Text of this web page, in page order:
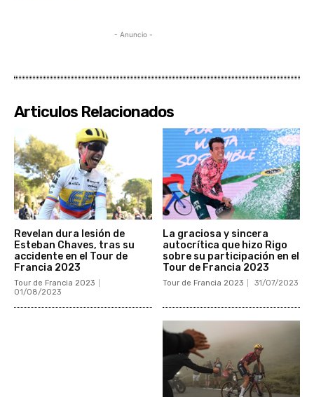
- Anuncio -
Articulos Relacionados
Revelan dura lesión de
Esteban Chaves, tras su
accidente en el Tour de
Francia 2023
Tour de Francia 2023
01/08/2023
La graciosa y sincera
autocrítica que hizo Rigo
sobre su participación en el
Tour de Francia 2023
Tour de Francia 2023 31/07/2023